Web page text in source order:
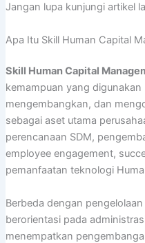
Jangan lupa kunjungi artikel
Apa Itu Skill Human Capital
Skill Human Capital
kemampuan yang digunakan
mengembangkan, dan
sebagai aset utama
perencanaan SDM,
employee engagement,
pemanfaatan teknologi
Berbeda dengan
berorientasi pada
menempatkan